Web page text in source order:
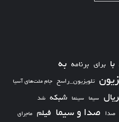
با برای برنامه به
تلویزیون_راسخ جام ملت‌های آسیا
سیما سینما شبکه شد
صدا صدا و سیما فیلم ماجرای